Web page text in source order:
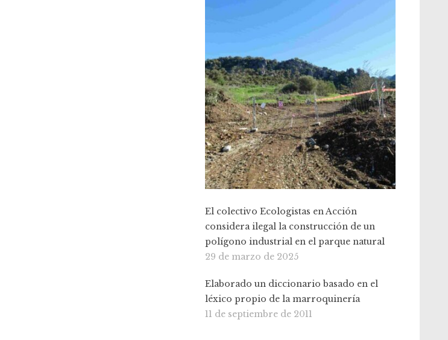
El colectivo Ecologistas en Acción
considera ilegal la construcción de un
polígono industrial en el parque natural
29 de marzo de 2025
Elaborado un diccionario basado en el
léxico propio de la marroquinería
11 de septiembre de 2011